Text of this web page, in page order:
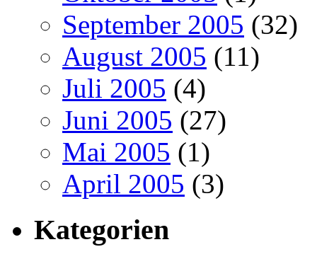
September 2005 (32)
August 2005 (11)
Juli 2005 (4)
Juni 2005 (27)
Mai 2005 (1)
April 2005 (3)
Kategorien